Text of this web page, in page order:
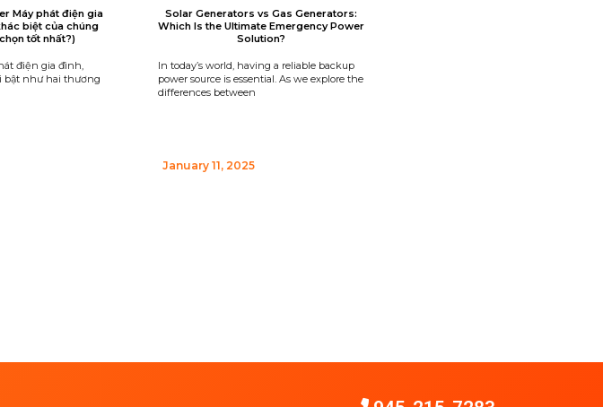
Máy phát điện gia
biệt của chúng
tốt nhất?)
điện gia đình,
bật như hai thương
Solar Generators vs Gas Generators:
Which Is the Ultimate Emergency Power
Solution?
In today’s world, having a reliable backup
power source is essential. As we explore the
differences between
January 11, 2025